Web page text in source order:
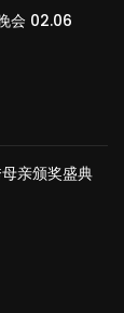
会 02.06
亲颁奖盛典